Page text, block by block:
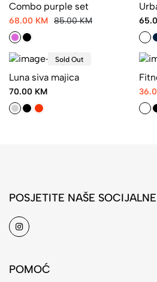
Combo purple set
68.00 KM 85.00 KM
Sold Out
Luna siva majica
70.00 KM
POSJETITE NAŠE
POMOĆ